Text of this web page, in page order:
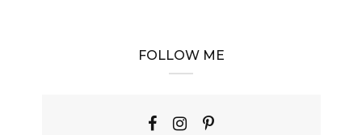
FOLLOW ME